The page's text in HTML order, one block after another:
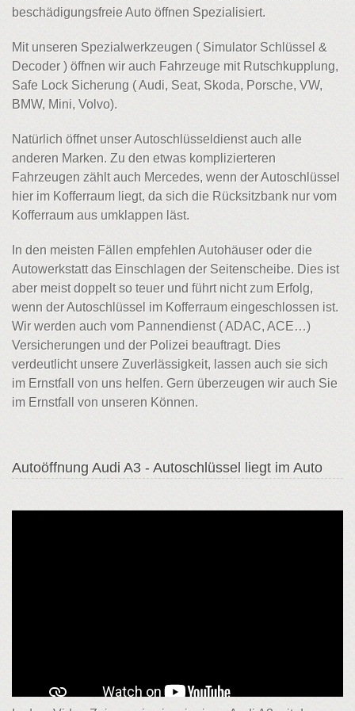
beschädigungsfreie Auto öffnen Spezialisiert.
Mit unseren Spezialwerkzeugen ( Simulator Schlüssel &
Decoder ) öffnen wir auch Fahrzeuge mit Rutschkupplung,
Safe Lock Sicherung ( Audi, Seat, Skoda, Porsche, VW,
BMW, Mini, Volvo).
Natürlich öffnet unser Autoschlüsseldienst auch alle
anderen Marken. Zu den etwas komplizierteren
Fahrzeugen zählt auch Mercedes, wenn der Autoschlüssel
hier im Kofferraum liegt, da sich die Rücksitzbank nur vom
Kofferraum aus umklappen läst.
In den meisten Fällen empfehlen Autohäuser oder die
Autowerkstatt das Einschlagen der Seitenscheibe. Dies ist
aber meist doppelt so teuer und führt nicht zum Erfolg,
wenn der Autoschlüssel im Kofferraum eingeschlossen ist.
Wir werden auch vom Pannendienst ( ADAC, ACE…)
Versicherungen und der Polizei beauftragt. Dies
verdeutlicht unsere Zuverlässigkeit, lassen auch sie sich
im Ernstfall von uns helfen. Gern überzeugen wir auch Sie
im Ernstfall von unseren Können.
Autoöffnung Audi A3 - Autoschlüssel liegt im Auto